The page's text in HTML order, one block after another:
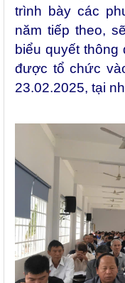
trình bày các
năm tiếp theo,
biểu quyết
được tổ chức
23.02.2025, tại